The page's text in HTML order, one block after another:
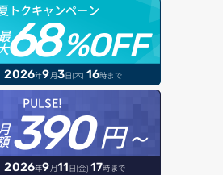
覧
細取得
取得
取得（ネットワーク指定）
ル一覧取得
ル作成
ル削除
ル詳細取得
取得
理
トクキャンペーン
68%OFF
2026年9月3日(木) 16時まで
PULSE!
月390円～
2026年9月11日(金) 17時まで